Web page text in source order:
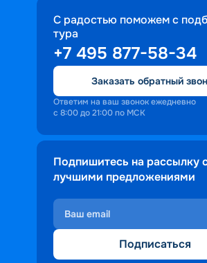
С радостью поможем с
тура
+7 495 877-58-34
Заказать обратный
Ответим на ваш звонок ежедневно
с 8:00 до 21:00 по МСК
Подпишитесь на рассылку
лучшими предложениями
Подписаться